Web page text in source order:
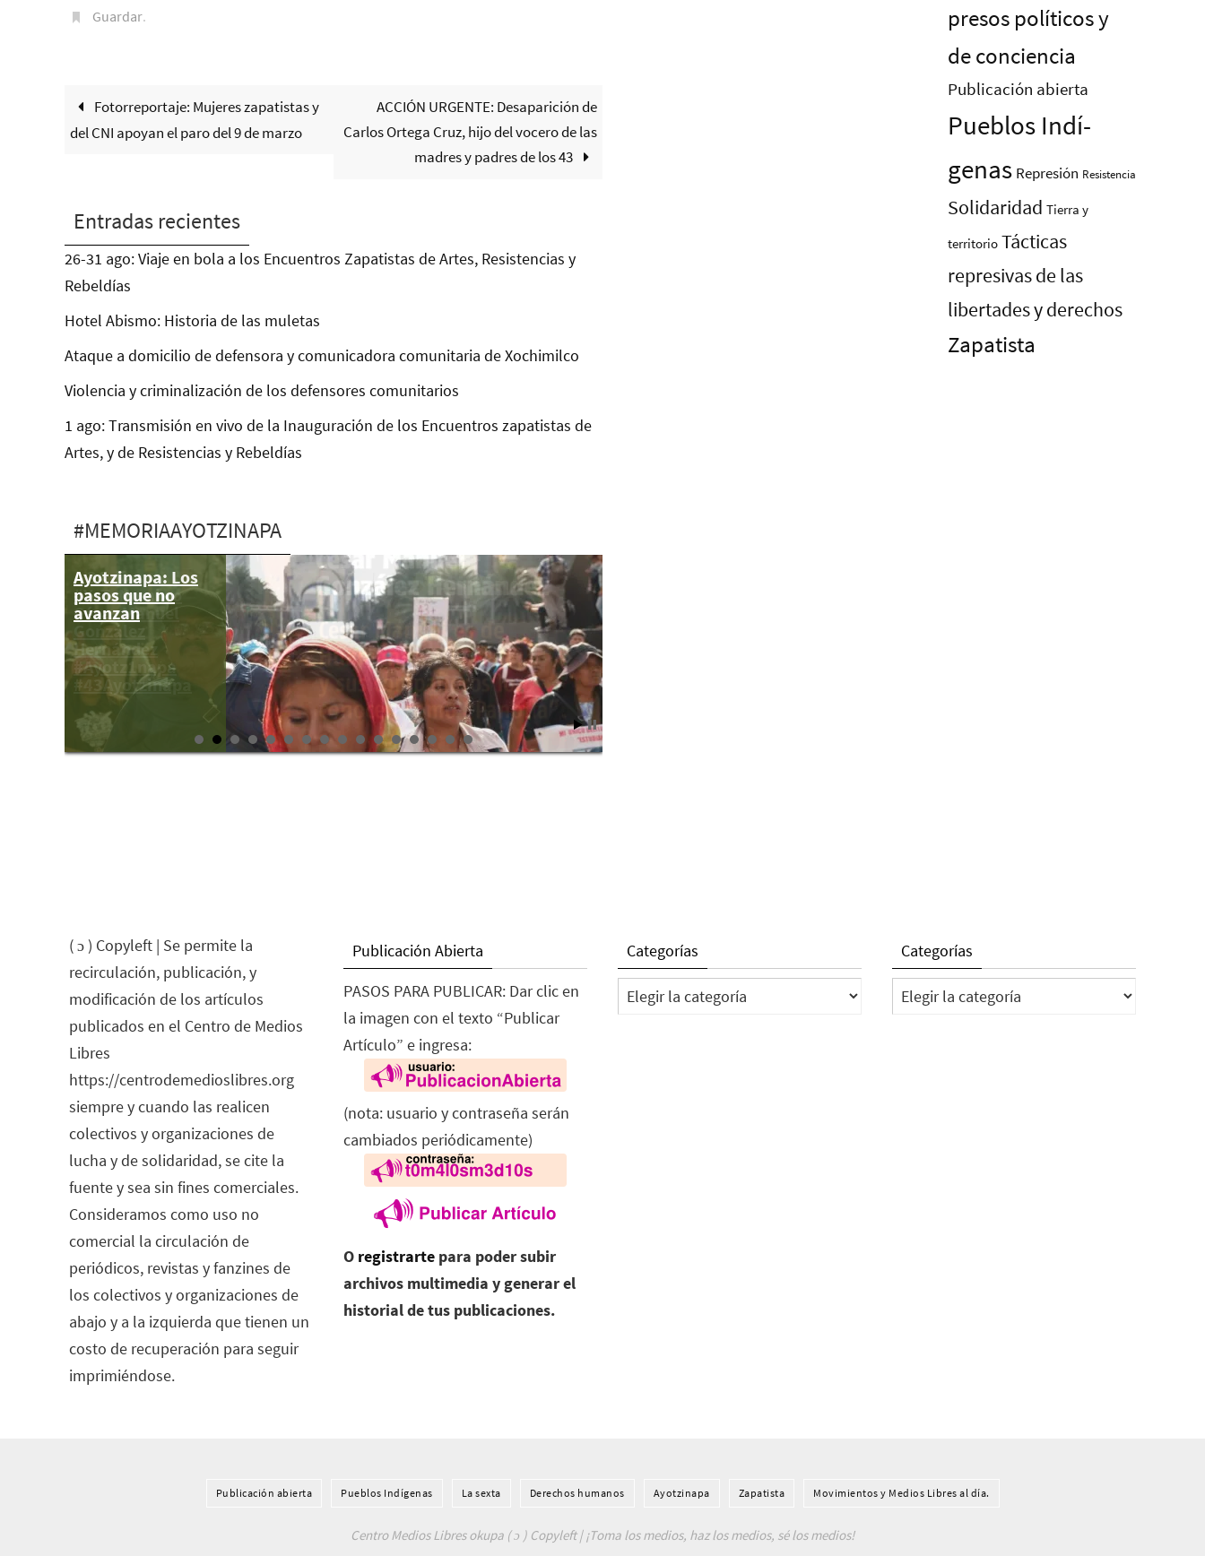
Guardar.
Fotorreportaje: Mujeres zapatistas y
del CNI apoyan el paro del 9 de marzo
ACCIÓN URGENTE: Desaparición de
Carlos Ortega Cruz, hijo del vocero de las
madres y padres de los 43
Entradas recientes
26-31 ago: Viaje en bola a los Encuentros Zapatistas de Artes, Resistencias y
Rebeldías
Hotel Abismo: Historia de las muletas
Ataque a domicilio de defensora y comunicadora comunitaria de Xochimilco
Violencia y criminalización de los defensores comunitarios
1 ago: Transmisión en vivo de la Inauguración de los Encuentros zapatistas de
Artes, y de Resistencias y Rebeldías
#MEMORIAAYOTZINAPA
Ayotzinapa: Los
pasos que no
avanzan
A 34 días
#YoTeNombro
César Manuel
González
Hernández
#Ayotz1napa
#43Ayotzinapa
presos polí­ticos y
de conciencia
Publicación abierta
Pueblos Indí­
genas Represión Resistencia
Solidaridad Tierra y
territorio Tácticas
represivas de las
libertades y derechos
Zapatista
( ɔ ) Copyleft | Se permite la
recirculación, publicación, y
modificación de los artículos
publicados en el Centro de Medios
Libres
https://centrodemedioslibres.org
siempre y cuando las realicen
colectivos y organizaciones de
lucha y de solidaridad, se cite la
fuente y sea sin fines comerciales.
Consideramos como uso no
comercial la circulación de
periódicos, revistas y fanzines de
los colectivos y organizaciones de
abajo y a la izquierda que tienen un
costo de recuperación para seguir
imprimiéndose.
Publicación Abierta
PASOS PARA PUBLICAR: Dar clic en
la imagen con el texto “Publicar
Artículo” e ingresa:
(nota: usuario y contraseña serán
cambiados periódicamente)
O registrarte para poder subir
archivos multimedia y generar el
historial de tus publicaciones.
Categorías
Categorías
Categorías
Categorías
Publicación abierta Pueblos Indí­genas La sexta Derechos humanos Ayotzinapa Zapatista Movimientos y Medios Libres al día.
Centro Medios Libres okupa ( ɔ ) Copyleft | ¡Toma los medios, haz los medios, sé los medios!